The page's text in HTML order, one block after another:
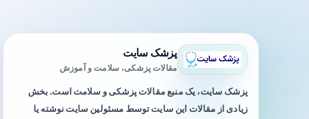
پزشک سایت
مقالات پزشکی، سلامت و آموزش
پزشک سایت، یک منبع مقالات پزشکی و سلامت است. بخش
زیادی از مقالات این سایت توسط مسئولین سایت نوشته یا